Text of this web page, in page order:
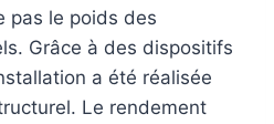
pas le poids des
Grâce à des dispositifs
a été réalisée
Le rendement